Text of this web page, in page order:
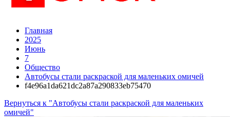
Главная
2025
Июнь
7
Общество
Автобусы стали раскраской для маленьких омичей
f4e96a1da621dc2a87a290833eb75470
Вернуться к "Автобусы стали раскраской для маленьких
омичей"